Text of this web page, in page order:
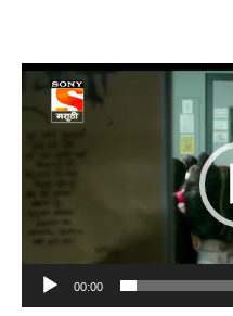
Video
Player
00:00